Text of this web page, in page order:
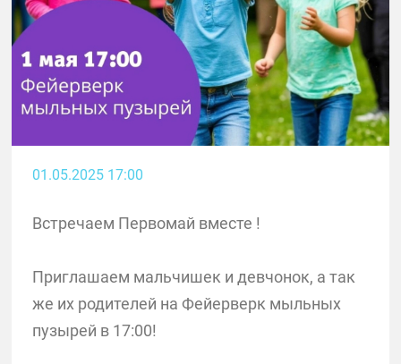
01.05.2025 17:00
Встречаем Первомай вместе !
Приглашаем мальчишек и девчонок, а так
же их родителей на Фейерверк мыльных
пузырей в 17:00!